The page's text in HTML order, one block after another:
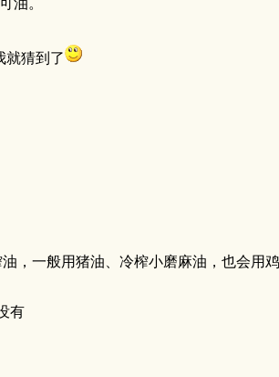
就猜到了
，一般用猪油、冷榨小磨麻油，也会用
有